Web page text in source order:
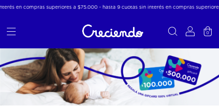
en compras superiores a $75.000 - hasta 9 cuotas sin interés en compras superiores
0